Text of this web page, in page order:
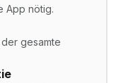
App nötig.
gesamte